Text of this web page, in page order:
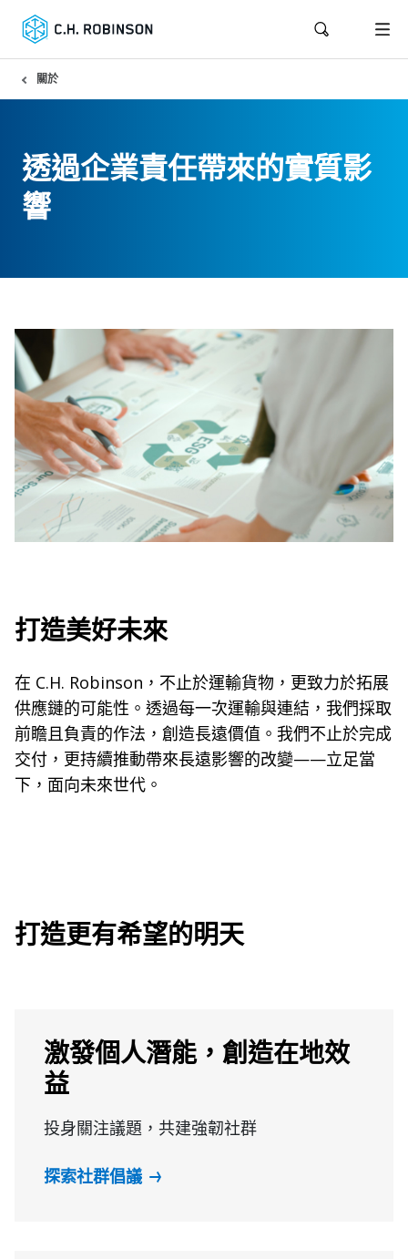
關於
透過企業責任帶來的實質影
響
打造美好未來
在 C.H. Robinson，不止於運輸貨物，更致力於拓展
供應鏈的可能性。透過每一次運輸與連結，我們採取
前瞻且負責的作法，創造長遠價值。我們不止於完成
交付，更持續推動帶來長遠影響的改變——立足當
下，面向未來世代。
打造更有希望的明天
激發個人潛能，創造在地效
益
投身關注議題，共建強韌社群
探索社群倡議